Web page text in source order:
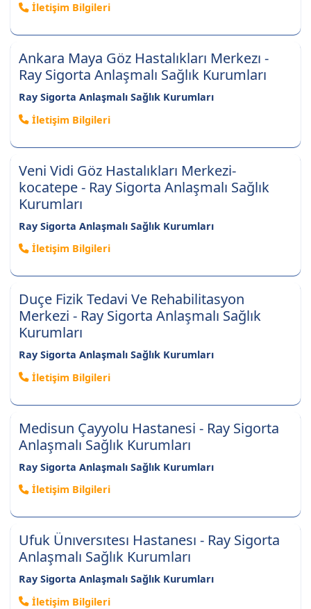
İletişim Bilgileri
Ankara Maya Göz Hastalıkları Merkezı -
Ray Sigorta Anlaşmalı Sağlık Kurumları
Ray Sigorta Anlaşmalı Sağlık Kurumları
İletişim Bilgileri
Veni Vidi Göz Hastalıkları Merkezi-
kocatepe - Ray Sigorta Anlaşmalı Sağlık
Kurumları
Ray Sigorta Anlaşmalı Sağlık Kurumları
İletişim Bilgileri
Duçe Fizik Tedavi Ve Rehabilitasyon
Merkezi - Ray Sigorta Anlaşmalı Sağlık
Kurumları
Ray Sigorta Anlaşmalı Sağlık Kurumları
İletişim Bilgileri
Medisun Çayyolu Hastanesi - Ray Sigorta
Anlaşmalı Sağlık Kurumları
Ray Sigorta Anlaşmalı Sağlık Kurumları
İletişim Bilgileri
Ufuk Ünıversıtesı Hastanesı - Ray Sigorta
Anlaşmalı Sağlık Kurumları
Ray Sigorta Anlaşmalı Sağlık Kurumları
İletişim Bilgileri